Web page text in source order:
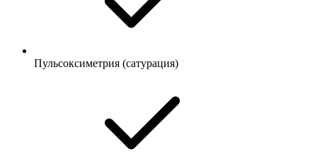
Пульсоксиметрия (сатурация)